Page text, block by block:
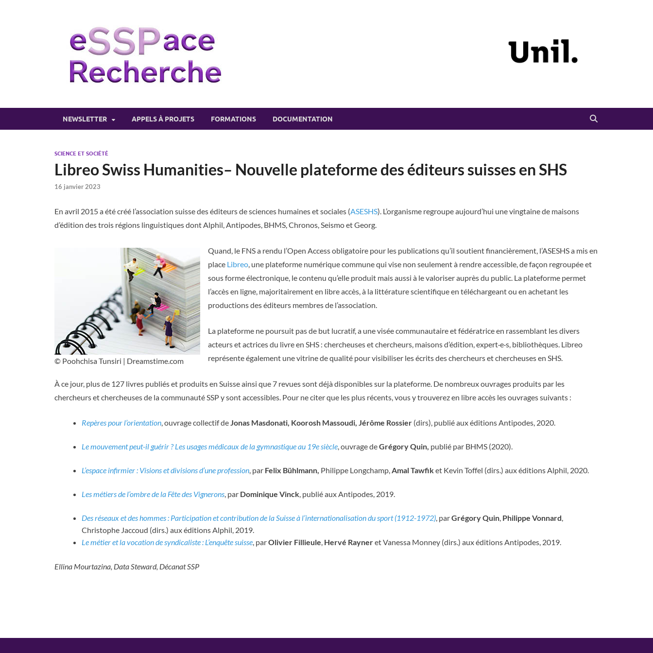
NEWSLETTER APPELS À PROJETS FORMATIONS DOCUMENTATION
SCIENCE ET SOCIÉTÉ
Libreo Swiss Humanities– Nouvelle plateforme des éditeurs suisses en SHS
16 janvier 2023
En avril 2015 a été créé l’association suisse des éditeurs de sciences humaines et sociales (ASESHS). L’organisme regroupe aujourd’hui une vingtaine de maisons
d’édition des trois régions linguistiques dont Alphil, Antipodes, BHMS, Chronos, Seismo et Georg.
© Poohchisa Tunsiri | Dreamstime.com
Quand, le FNS a rendu l’Open Access obligatoire pour les publications qu’il soutient financièrement, l’ASESHS a mis en
place Libreo, une plateforme numérique commune qui vise non seulement à rendre accessible, de façon regroupée et
sous forme électronique, le contenu qu’elle produit mais aussi à le valoriser auprès du public. La plateforme permet
l’accès en ligne, majoritairement en libre accès, à la littérature scientifique en téléchargeant ou en achetant les
productions des éditeurs membres de l’association.
La plateforme ne poursuit pas de but lucratif, a une visée communautaire et fédératrice en rassemblant les divers
acteurs et actrices du livre en SHS : chercheuses et chercheurs, maisons d’édition, expert·e·s, bibliothèques. Libreo
représente également une vitrine de qualité pour visibiliser les écrits des chercheurs et chercheuses en SHS.
À ce jour, plus de 127 livres publiés et produits en Suisse ainsi que 7 revues sont déjà disponibles sur la plateforme. De nombreux ouvrages produits par les
chercheurs et chercheuses de la communauté SSP y sont accessibles. Pour ne citer que les plus récents, vous y trouverez en libre accès les ouvrages suivants :
Repères pour l’orientation, ouvrage collectif deJonas Masdonati, Koorosh Massoudi, Jérôme Rossier (dirs), publié aux éditions Antipodes, 2020.
Le mouvement peut-il guérir ? Les usages médicaux de la gymnastique au 19e siècle, ouvrage deGrégory Quin, publié par BHMS (2020).
L’espace infirmier : Visions et divisions d’une profession, par Felix Bühlmann, Philippe Longchamp,Amal Tawfiket Kevin Toffel (dirs.) aux éditions Alphil, 2020.
Les métiers de l’ombre de la Fête des Vignerons, par Dominique Vinck, publié aux Antipodes, 2019.
Des réseaux et des hommes : Participation et contribution de la Suisse à l’internationalisation du sport (1912-1972), parGrégory Quin, Philippe Vonnard,
Christophe Jaccoud (dirs.) aux éditions Alphil, 2019.
Le métier et la vocation de syndicaliste : L’enquête suisse, parOlivier Fillieule, Hervé Rayneret Vanessa Monney (dirs.) aux éditions Antipodes, 2019.
Ellina Mourtazina, Data Steward, Décanat SSP